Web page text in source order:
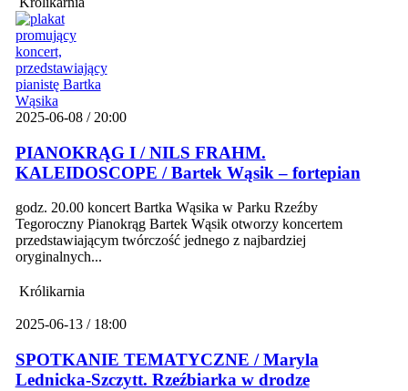
2025-06-08 / 20:00
PIANOKRĄG I / NILS FRAHM.
KALEIDOSCOPE / Bartek Wąsik – fortepian
godz. 20.00 koncert Bartka Wąsika w Parku Rzeźby
Tegoroczny Pianokrąg Bartek Wąsik otworzy koncertem
przedstawiającym twórczość jednego z najbardziej
oryginalnych...
Królikarnia
2025-06-13 / 18:00
SPOTKANIE TEMATYCZNE / Maryla
Lednicka-Szczytt. Rzeźbiarka w drodze